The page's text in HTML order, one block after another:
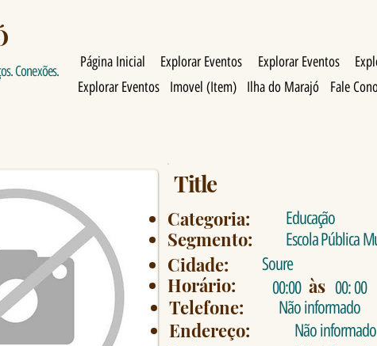
Página Inicial Explorar Eventos Explorar Eventos
Explorar Eventos
Imovel (Item) Ilha do Marajó Fale
Conexões.
Title
Segmento: Escola Pública
Categoria: Educação
Soure
Cidade:
00:00
Horário: às 00: 00
Telefone: Não informado
Não informado
Endereço: